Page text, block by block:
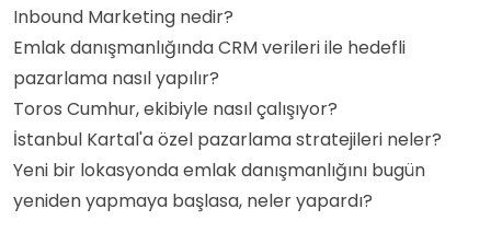
Inbound Marketing nedir?
Emlak danışmanlığında CRM verileri ile hedefli
pazarlama nasıl yapılır?
Toros Cumhur, ekibiyle nasıl çalışıyor?
İstanbul Kartal'a özel pazarlama stratejileri neler?
Yeni bir lokasyonda emlak danışmanlığını bugün
yeniden yapmaya başlasa, neler yapardı?